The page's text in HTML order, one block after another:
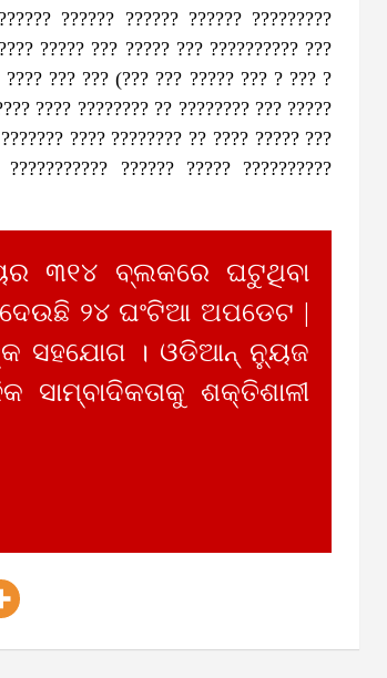
?????? ?????? ?????? ?????????
????? ??? ????? ??? ?????????? ???
???? ??? ??? (??? ??? ????? ??? ? ??? ?
???? ???????? ?? ???????? ??? ?????
???? ???????? ?? ???? ????? ???
?????? ????? ??????????
୩୧୪ ବ୍ଲକରେ ଘଟୁଥିବା
୨୪ ଘଂଟିଆ ଅପଡେଟ |
ସହଯୋଗ । ଓଡିଆନ୍ ନ୍ୟୁଜ
ଶକ୍ତିଶାଳୀ